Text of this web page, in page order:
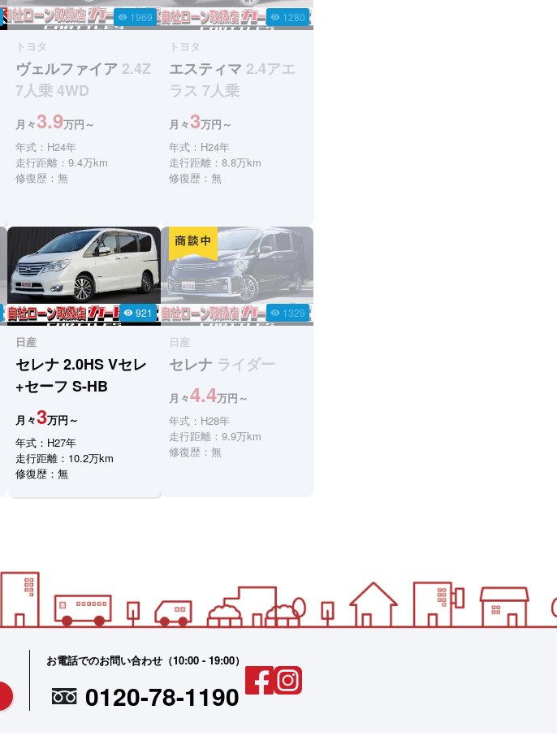
visibility 1969
トヨタ
ヴェルファイア 2.4Z
7人乗 4WD
月々3.9万円～
年式：H24年
走行距離：9.4万km
修復歴：無
visibility 1280
トヨタ
エスティマ 2.4アエ
ラス 7人乗
月々3万円～
年式：H24年
走行距離：8.8万km
修復歴：無
visibility 921
日産
セレナ2.0HS Vセレ
+セーフ S-HB
月々3万円～
年式：H27年
走行距離：10.2万km
修復歴：無
visibility 1329
日産
セレナ ライダー
月々4.4万円～
年式：H28年
走行距離：9.9万km
修復歴：無
お電話でのお問い合わせ（10:00 - 19:00）
0120-78-1190